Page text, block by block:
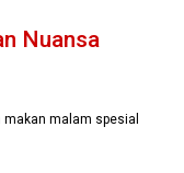
Nuansa
makan malam spesial